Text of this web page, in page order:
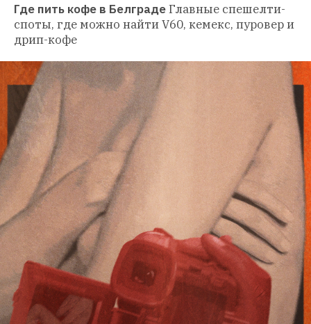
Где пить кофе в БелградеГлавные спешелти-
споты, где можно найти V60, кемекс, пуровер и
дрип-кофе